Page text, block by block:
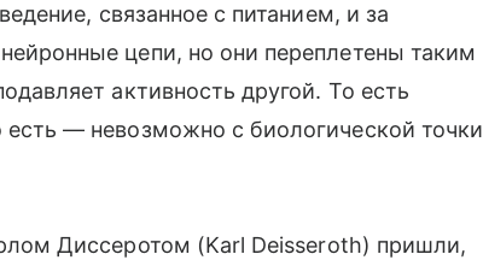
связанное с питанием, и за
цепи, но они переплетены таким
активность другой. То есть
— невозможно с биологической точки
Диссеротом (Karl Deisseroth) пришли,